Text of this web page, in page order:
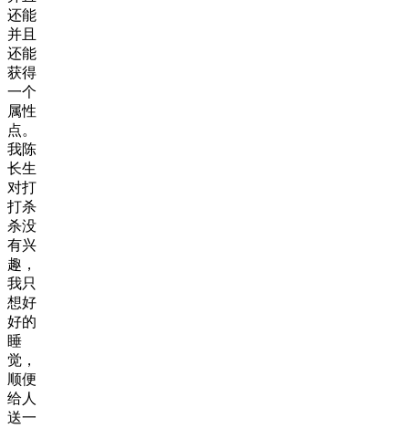
还能
并且
还能
获得
一个
属性
点。
我陈
长生
对打
打杀
杀没
有兴
趣，
我只
想好
好的
睡
觉，
顺便
给人
送一